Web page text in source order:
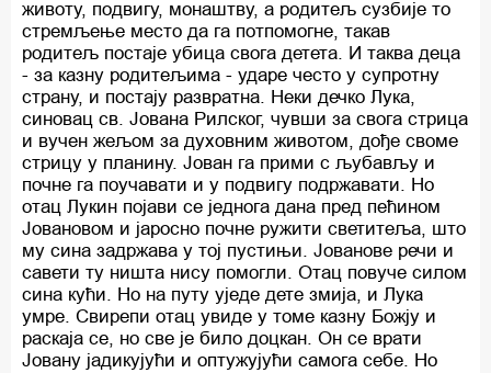
животу, подвигу, монаштву, а родитељ сузбије то
стремљење место да га потпомогне, такав
родитељ постаје убица свога детета. И таква деца
- за казну родитељима - ударе често у супротну
страну, и постају развратна. Неки дечко Лука,
синовац св. Јована Рилског, чувши за свога стрица
и вучен жељом за духовним животом, дође своме
стрицу у планину. Јован га прими с љубављу и
почне га поучавати и у подвигу подржавати. Но
отац Лукин појави се једнога дана пред пећином
Јовановом и јаросно почне ружити светитеља, што
му сина задржава у тој пустињи. Јованове речи и
савети ту ништа нису помогли. Отац повуче силом
сина кући. Но на путу уједе дете змија, и Лука
умре. Свирепи отац увиде у томе казну Божју и
раскаја се, но све је било доцкан. Он се врати
Јовану јадикујући и оптужујући самога себе. Но